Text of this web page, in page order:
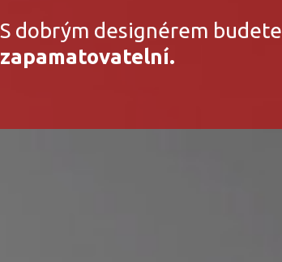
S dobrým designérem budete
zapamatovatelní.